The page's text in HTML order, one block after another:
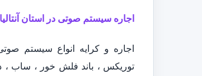
اجاره سیستم صوتی در استان آنتالیا
اجاره و کرایه انواع سیستم صوتی